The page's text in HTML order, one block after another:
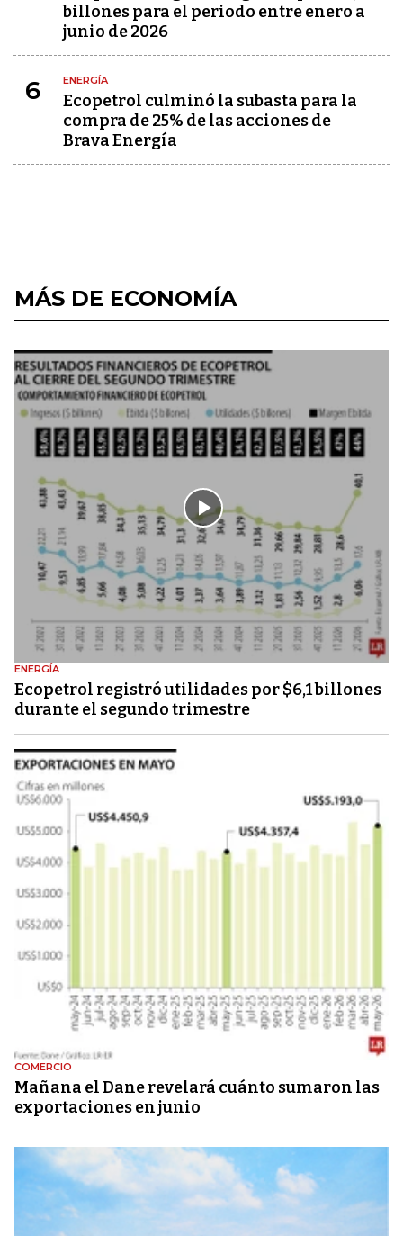
billones para el periodo entre enero a
junio de 2026
6 ENERGÍA
Ecopetrol culminó la subasta para la
compra de 25% de las acciones de
Brava Energía
MÁS DE ECONOMÍA
ENERGÍA
Ecopetrol registró utilidades por $6,1 billones
durante el segundo trimestre
COMERCIO
Mañana el Dane revelará cuánto sumaron las
exportaciones en junio